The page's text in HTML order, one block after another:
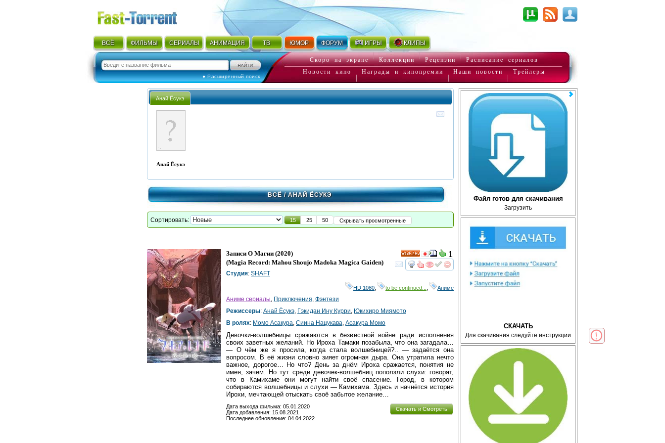
ВСЁ ФИЛЬМЫ СЕРИАЛЫ АНИМАЦИЯ ТВ ЮМОР ФОРУМ ИГРЫ КЛИПЫ
● Расширенный поиск
Скоро на экране Коллекции Рецензии
Расписание сериалов
Новости кино
Награды и кинопремии Наши новости Трейлеры
Файл готов для скачивания
Загрузить
СКАЧАТЬ
Для скачивания следуйте инструкции
Анай Ёсукэ
Анай Ёсукэ
ВСЁ/ АНАЙ ЁСУКЭ
Сортировать: 15 25 50 Скрывать просмотренные
смотретьинтересует
HD
1
Записи О Магии (2020)
(Magia Record: Mahou Shoujo Madoka Magica Gaiden)
Студия: SHAFT
HD 1080 to be continued... Аниме
Аниме сериалы, Приключения, Фэнтези
Режиссеры: Анай Ёсукэ, Гэкидан Ину Курри, Юкихиро Миямото
В ролях: Момо Асакура, Сиина Нацукава, Асакура Момо
Девочки-волшебницы сражаются в безвестной войне ради исполнения
своих заветных желаний. Но Ироха Тамаки позабыла, что она загадала…
— О чём же я просила, когда стала волшебницей?.. — задаётся она
вопросом. В её жизни словно зияет огромная дыра. Она утратила нечто
важное, дорогое… Но что? День за днём Ироха сражается, понятия не
имея, зачем. Но тут среди девочек-волшебниц поползли слухи: говорят,
что в Камихаме они могут найти своё спасение. Город, в котором
собираются волшебницы и слухи — Камихама. Здесь и начнётся история
Ирохи, мечтающей отыскать своё забытое желание…
Скачать и Смотреть
Дата выхода фильма: 05.01.2020
Дата добавления: 15.08.2021
Последнее обновление: 04.04.2022